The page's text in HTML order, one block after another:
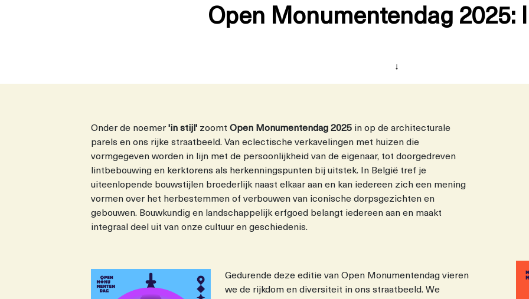
Open Monumentendag 2025:
↓
Onder de noemer 'in stijl' zoomt Open Monumentendag 2025 in op de architecturale
parels en ons rijke straatbeeld. Van eclectische verkavelingen met huizen die
vormgegeven worden in lijn met de persoonlijkheid van de eigenaar, tot doorgedreven
lintbebouwing en kerktorens als herkenningspunten bij uitstek. In België tref je
uiteenlopende bouwstijlen broederlijk naast elkaar aan en kan iedereen zich een mening
vormen over het herbestemmen of verbouwen van iconische dorpsgezichten en
gebouwen. Bouwkundig en landschappelijk erfgoed belangt iedereen aan en maakt
integraal deel uit van onze cultuur en geschiedenis.
Gedurende deze editie van Open Monumentendag vieren
we de rijkdom en diversiteit in ons straatbeeld. We